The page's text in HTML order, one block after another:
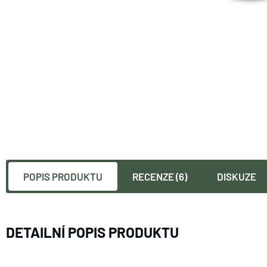
POPIS PRODUKTU RECENZE (6) DISKUZE
DETAILNÍ POPIS PRODUKTU